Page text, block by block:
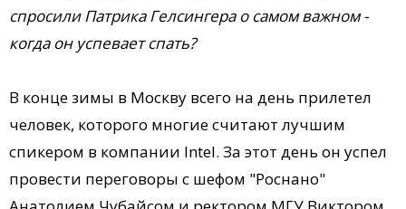
спросили Патрика Гелсингера о самом важном -
когда он успевает спать?
В конце зимы в Москву всего на день прилетел
человек, которого многие считают лучшим
спикером в компании Intel. За этот день он успел
провести переговоры с шефом "Роснано"